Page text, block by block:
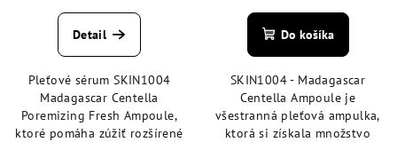
hodnotenie
produktu
z
5
hviezdičiek.
Detail
Pleťové sérum SKIN1004
Madagascar Centella
Poremizing Fresh Ampoule,
ktoré pomáha zúžiť rozšírené
hodnotenie
produktu
z
5
hviezdičiek.
Do košíka
SKIN1004 - Madagascar
Centella Ampoule je
všestranná pleťová ampulka,
ktorá si získala množstvo